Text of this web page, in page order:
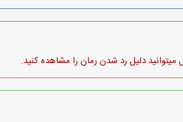
دلیل رد شدن رمان را مشاهده کنید.